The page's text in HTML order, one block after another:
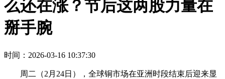
么还在涨？节后这两股力量在
掰手腕
时间：2026-03-16 10:37:30
周二（2月24日），全球铜市场在亚洲时段结束后迎来显